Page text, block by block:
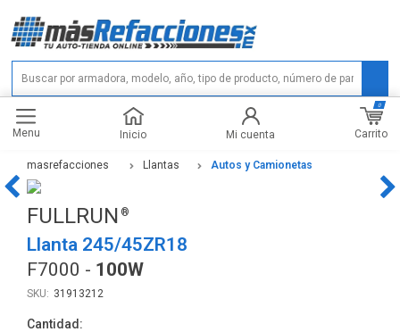
Menu Inicio Mi cuenta Carrito
0
masrefacciones Llantas Autos y Camionetas
FULLRUN
Llanta 245/45ZR18
F7000 - 100W
31913212
Cantidad